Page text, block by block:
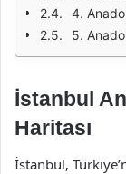
4.
5.
İstanbul
Haritası
İstanbul,